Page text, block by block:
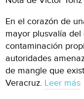
En el corazón de
mayor plusvalía del
contaminación
autoridades
de mangle que
Veracruz. Leer más